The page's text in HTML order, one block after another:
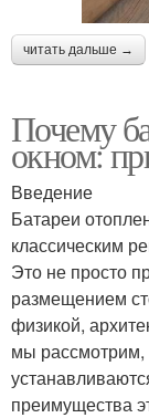
читать дальше →
Почему
окном:
Введение
Батареи
классическим
Это не просто
размещением
физикой,
мы рассмотрим,
преимущества